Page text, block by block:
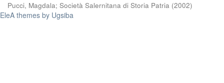
Pucci, Magdala; Società Salernitana di Storia Patria (2002)
EleA themes by Ugsiba